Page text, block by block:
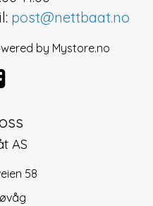
post@nettbaat.no
by Mystore.no
AS
58